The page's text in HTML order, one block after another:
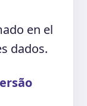
en el
dados.